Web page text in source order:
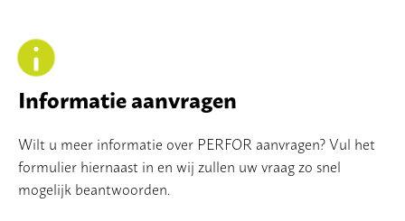
Informatie aanvragen
Wilt u meer informatie over PERFOR aanvragen? Vul het
formulier hiernaast in en wij zullen uw vraag zo snel
mogelijk beantwoorden.